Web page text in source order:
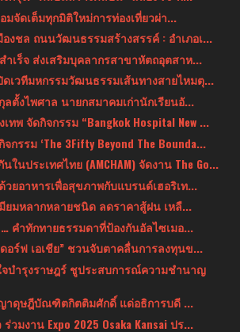
มจัดเต็มทุกมิติใหม่การท่องเที่ยวผ่า...
องชล ถนนวัฒนธรรมสร้างสรรค์ : อำเภอเ...
เร็จ ส่งเสริมบุคลากรสาขาหัตถอุตสาห...
เวทีมหกรรมวัฒนธรรมเส้นทางสายไหมตุ...
ตั้งไพศาล นายกสมาคมเก่านักเรียนอั...
ทพ จัดกิจกรรม “Bangkok Hospital New ...
กรรม ‘The 3Fifty Beyond The Bounda...
ในประเทศไทย (AMCHAM) จัดงาน The Go...
ยอาหารเพื่อสุขภาพกับแบรนด์เฮอริเท...
ยมหลากหลายชนิด ลดราคาสู้ฝน เหลื...
คำทักทายธรรมดาที่ป้องกันอัลไซเมอ...
อร์ฟ เอเชีย” ชวนจับตาคลื่นการลงทุนข...
บำรุงราษฎร์ ชูประสบการณ์ความชำนาญ
าดุษฎีบัณฑิตกิตติมศักดิ์ แด่อธิการบดี ...
วมงาน Expo 2025 Osaka Kansai ปร...